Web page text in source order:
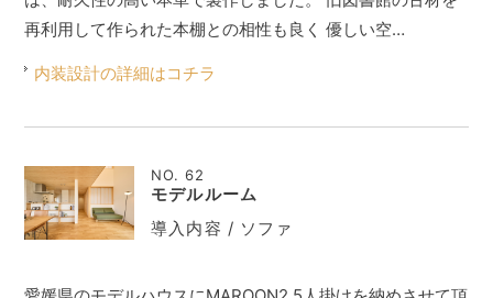
内装設計の詳細はコチラ
再利用して作られた本棚との相性も良く 優しい空…
NO. 62
モデルルーム
導入内容 / ソファ